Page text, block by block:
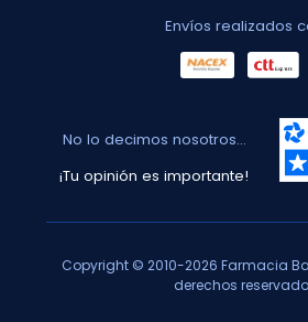
Envíos realizados
No lo decimos nosotros...
¡Tu opinión es importante!
Copyright © 2010-2026 Farmacia
derechos